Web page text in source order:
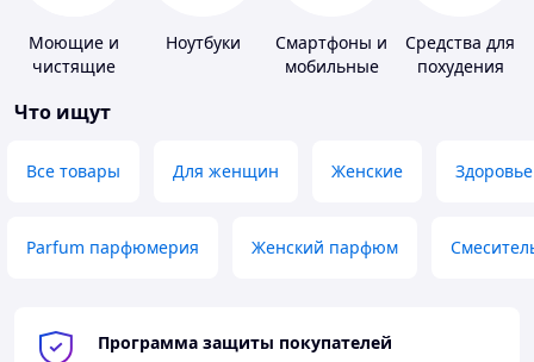
Моющие и
чистящие
Ноутбуки
Смартфоны и
мобильные
Средства для
похудения
Что ищут
Все товары Для женщин Женские Здоровье
Parfum парфюмерия Женский парфюм
Программа защиты покупателей